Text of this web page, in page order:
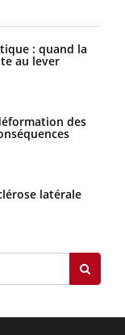
: quand la
au lever
des
latérale